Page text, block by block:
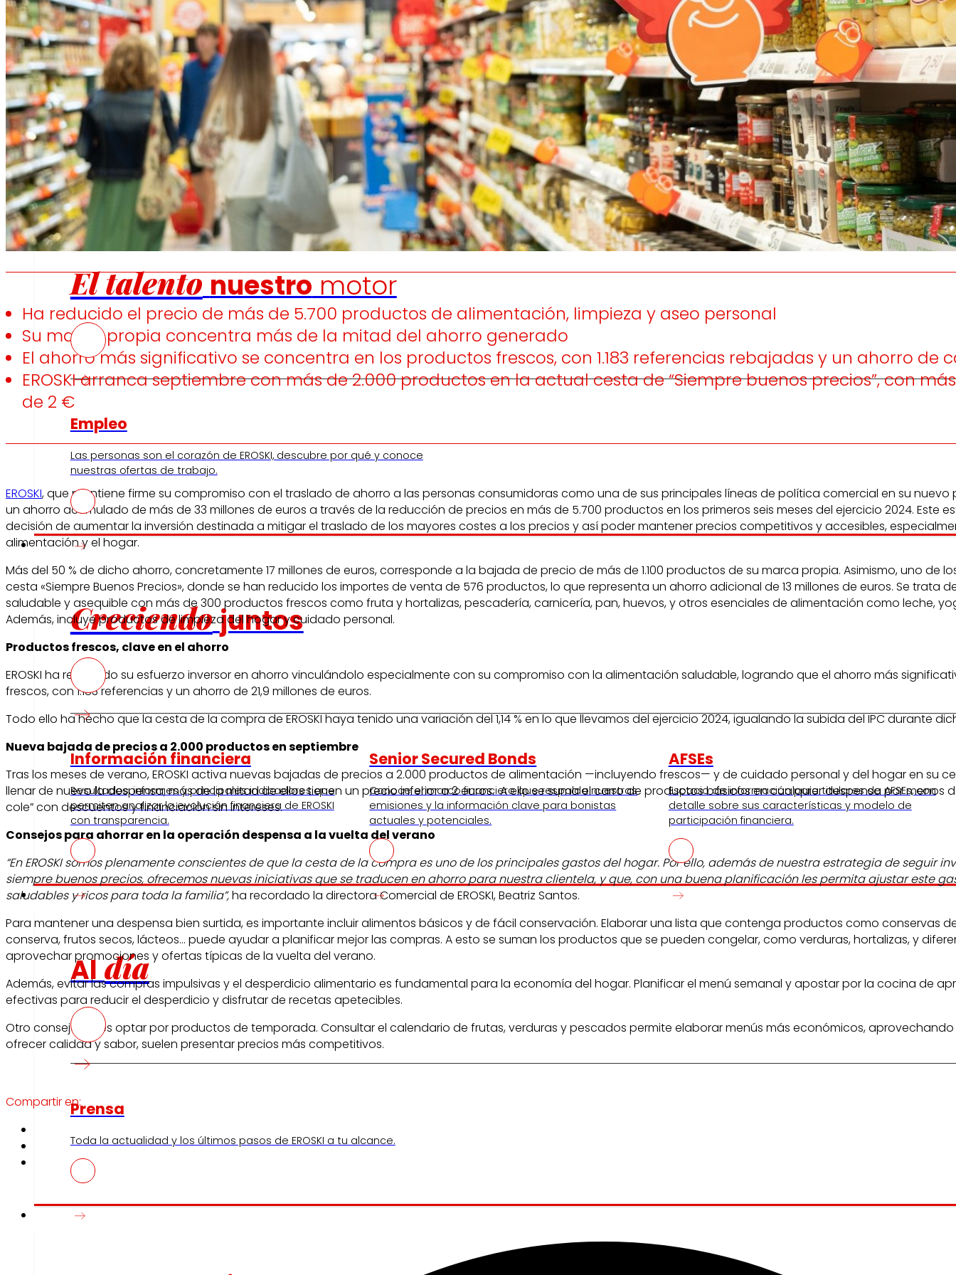
Fomentamosla
alimentación saludable.
Generamos riqueza localy
solidaridaden el entorno.
Promovemosla
satisfacción y el desarrollo
de laspersonas
trabajadoras.
Escuchamose
informamos
personas
Empleo
El talento nuestro motor
Empleo
Las personas son el corazón de EROSKI, descubre por qué y conoce
nuestras ofertas de trabajo.
Inversores
Creciendojuntos
Información financiera
Resultados, informes y principales indicadores que
permiten analizar la evolución financiera de EROSKI
con transparencia.
Senior Secured Bonds
Conoce el marco financiero que respalda nuestras
emisiones y la información clave para bonistas
actuales y potenciales.
AFSEs
Espacio de información para titulares de AFSEs, con
detalle sobre sus características y modelo de
participación financiera.
Prensa
Al día
Prensa
Toda la actualidad y los últimos pasos de EROSKI a tu alcance.
Innovación
Ha reducido el precio de más de 5.700 productos de alimentación, limpieza y aseo personal
Su marca propia concentra más de la mitad del ahorro generado
El ahorro más significativo se concentra en los productos frescos, con 1.183 referencias rebajadas y un ahorro de
EROSKI arranca septiembre con más de 2.000 productos en la actual cesta de “Siempre buenos precios”, con
de 2 €
EROSKI, que mantiene firme su compromiso con el traslado de ahorro a las personas consumidoras como una de sus principales líneas de política comercial en su
un ahorro acumulado de más de 33 millones de euros a través de la reducción de precios en más de 5.700 productos en los primeros seis meses del ejercicio 2024. Este
decisión de aumentar la inversión destinada a mitigar el traslado de los mayores costes a los precios y así poder mantener precios competitivos y accesibles,
alimentación y el hogar.
Más del 50 % de dicho ahorro, concretamente 17 millones de euros, corresponde a la bajada de precio de más de 1.100 productos de su marca propia. Asimismo, uno de
cesta «Siempre Buenos Precios», donde se han reducido los importes de venta de 576 productos, lo que representa un ahorro adicional de 13 millones de euros. Se trata
saludable y asequible con más de 300 productos frescos como fruta y hortalizas, pescadería, carnicería, pan, huevos, y otros esenciales de alimentación como leche,
Además, incluye productos de limpieza del hogar y cuidado personal.
Productos frescos, clave en el ahorro
EROSKI ha reforzado su esfuerzo inversor en ahorro vinculándolo especialmente con su compromiso con la alimentación saludable, logrando que el ahorro más
frescos, con 1.183 referencias y un ahorro de 21,9 millones de euros.
Todo ello ha hecho que la cesta de la compra de EROSKI haya tenido una variación del 1,14 % en lo que llevamos del ejercicio 2024, igualando la subida del IPC durante
Nueva bajada de precios a 2.000 productos en septiembre
Tras los meses de verano, EROSKI activa nuevas bajadas de precios a 2.000 productos de alimentación —incluyendo frescos— y de cuidado personal y del hogar en su
llenar de nuevo la despensa; más de la mitad de ellos tienen un precio inferior a 2 euros. A ello se suma el carro de productos básicos en cualquier despensa por menos
cole” con descuentos y financiación sin intereses.
Consejos para ahorrar en la operación despensa a la vuelta del verano
“En EROSKI somos plenamente conscientes de que la cesta de la compra es uno de los principales gastos del hogar. Por ello, además de nuestra estrategia de seguir
siempre buenos precios, ofrecemos nuevas iniciativas que se traducen en ahorro para nuestra clientela, y que, con una buena planificación les permita ajustar este
saludables y ricos para toda la familia”,ha recordado la directora Comercial de EROSKI, Beatriz Santos.
Para mantener una despensa bien surtida, es importante incluir alimentos básicos y de fácil conservación. Elaborar una lista que contenga productos como conservas
conserva, frutos secos, lácteos… puede ayudar a planificar mejor las compras. A esto se suman los productos que se pueden congelar, como verduras, hortalizas, y
aprovechar promociones y ofertas típicas de la vuelta del verano.
Además, evitar las compras impulsivas y el desperdicio alimentario es fundamental para la economía del hogar. Planificar el menú semanal y apostar por la cocina de
efectivas para reducir el desperdicio y disfrutar de recetas apetecibles.
Otro consejo útil es optar por productos de temporada. Consultar el calendario de frutas, verduras y pescados permite elaborar menús más económicos,
ofrecer calidad y sabor, suelen presentar precios más competitivos.
Compartir en: